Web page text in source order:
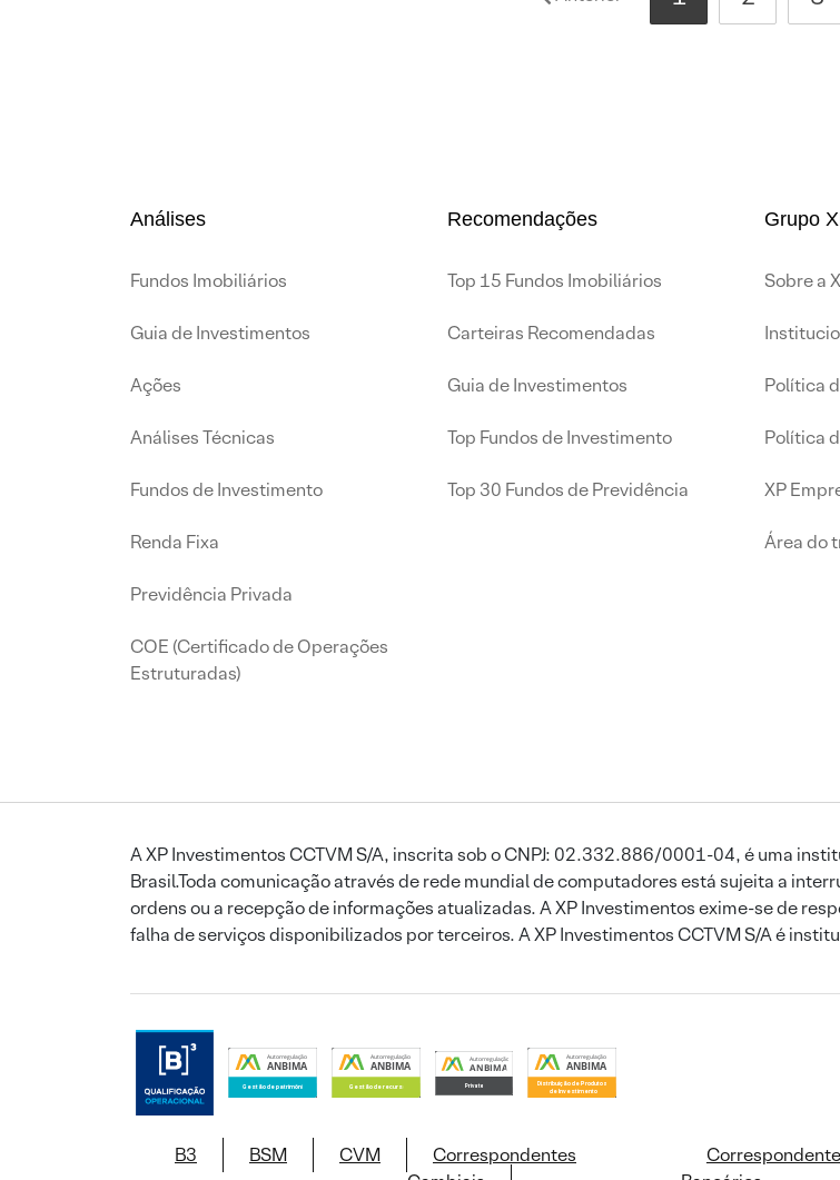
Análises
Fundos Imobiliários
Guia de Investimentos
Ações
Análises Técnicas
Fundos de Investimento
Renda Fixa
Previdência Privada
COE (Certificado de Operações
Estruturadas)
Recomendações
Top 15 Fundos Imobiliários
Carteiras Recomendadas
Guia de Investimentos
Top Fundos de Investimento
Top 30 Fundos de Previdência
Grupo
Sobre a
Política
Política
XP
Área do
A XP Investimentos CCTVM S/A, inscrita sob o CNPJ: 02.332.886/0001-04, é uma
Brasil.Toda comunicação através de rede mundial de computadores está sujeita a
ordens ou a recepção de informações atualizadas. A XP Investimentos exime-se de
falha de serviços disponibilizados por terceiros. A XP Investimentos CCTVM S/A é
B3 BSM CVM
Correspondentes